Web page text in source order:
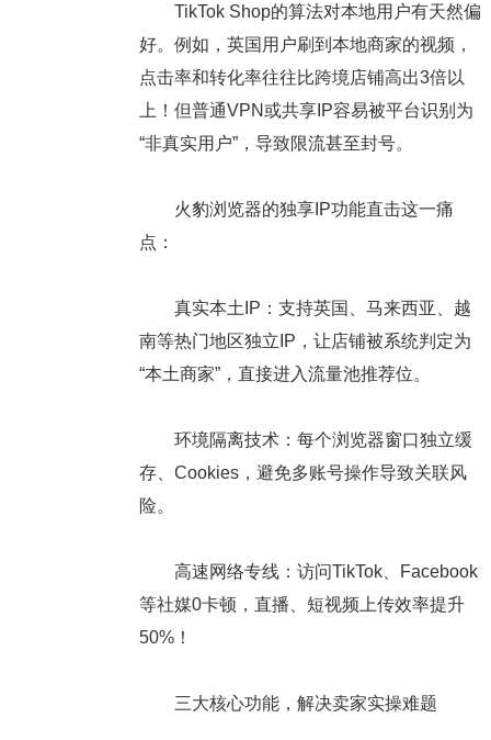
TikTok Shop的算法对本地用户有天然偏
好。例如，英国用户刷到本地商家的视频，
点击率和转化率往往比跨境店铺高出3倍以
上！但普通VPN或共享IP容易被平台识别为
“非真实用户”，导致限流甚至封号。
火豹浏览器的独享IP功能直击这一痛
点：
真实本土IP：支持英国、马来西亚、越
南等热门地区独立IP，让店铺被系统判定为
“本土商家”，直接进入流量池推荐位。
环境隔离技术：每个浏览器窗口独立缓
存、Cookies，避免多账号操作导致关联风
险。
高速网络专线：访问TikTok、Facebook
等社媒0卡顿，直播、短视频上传效率提升
50%！
三大核心功能，解决卖家实操难题